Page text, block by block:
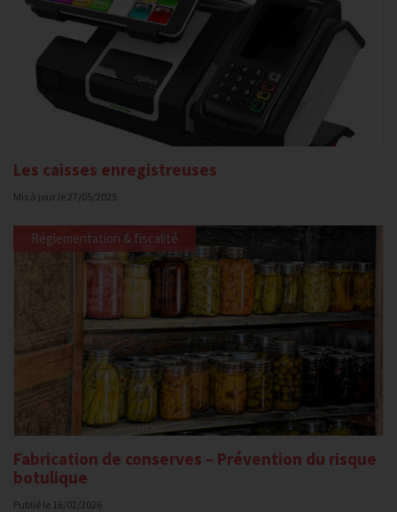
Les caisses enregistreuses
Mis à jour le 27/05/2025
Fabrication de conserves – Prévention du risque
botulique
Publié le 16/02/2026
Réglementation & fiscalité